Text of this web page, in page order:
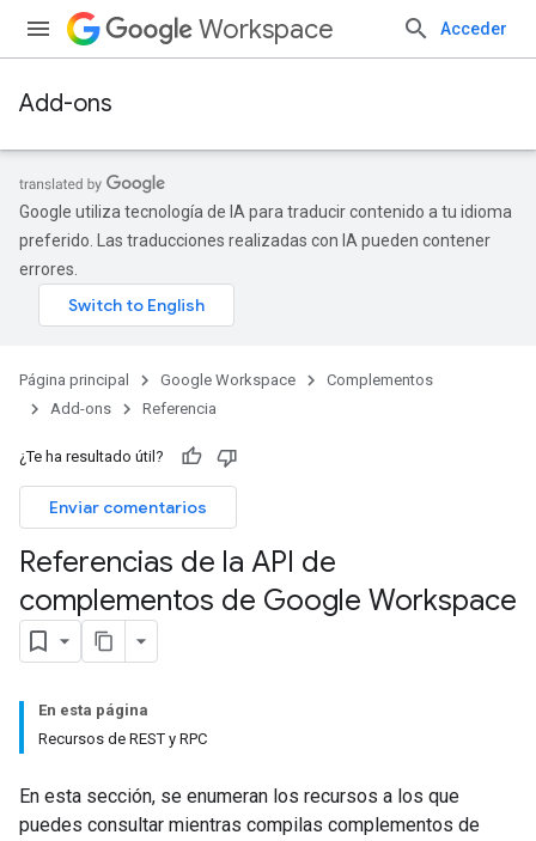
Workspace Acceder
Add-ons
Google utiliza tecnología de IA para traducir contenido a tu idioma
preferido. Las traducciones realizadas con IA pueden contener
errores.
Página principal Google Workspace
Complementos
Add-ons
Referencia
¿Te ha resultado útil?
Enviar comentarios
Referencias de la API de
complementos de Google Workspace
En esta página
Recursos de REST y RPC
En esta sección, se enumeran los recursos a los que
puedes consultar mientras compilas complementos de